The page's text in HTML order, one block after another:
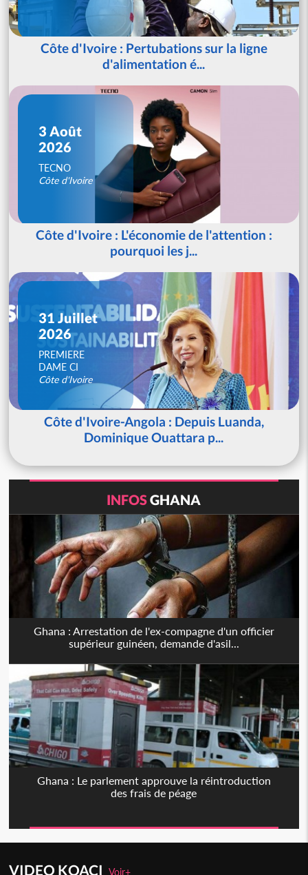
Côte d'Ivoire : Pertubations sur la ligne
d'alimentation é...
3 Août
2026
TECNO
Côte d'Ivoire
Côte d'Ivoire : L'économie de l'attention :
pourquoi les j...
31 Juillet
2026
PREMIERE
DAME CI
Côte d'Ivoire
Côte d'Ivoire-Angola : Depuis Luanda,
Dominique Ouattara p...
INFOSGHANA
Ghana : Arrestation de l'ex-compagne d'un officier
supérieur guinéen, demande d'asil...
Ghana : Le parlement approuve la réintroduction
des frais de péage
VIDEO KOACIVoir+